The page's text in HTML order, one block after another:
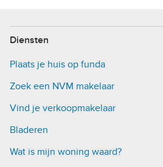
Diensten
Plaats je huis op funda
Zoek een NVM makelaar
Vind je verkoopmakelaar
Bladeren
Wat is mijn woning waard?